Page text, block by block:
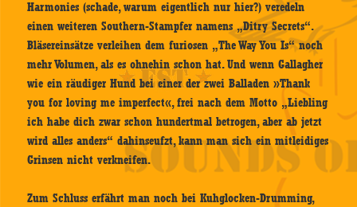
Harmonies (schade, warum eigentlich nur hier?) veredeln
einen weiteren Southern-Stampfer namens „Ditry Secrets“.
Bläsereinsätze verleihen dem furiosen „The Way You Is“ noch
mehr Volumen, als es ohnehin schon hat. Und wenn Gallagher
wie ein räudiger Hund bei einer der zwei Balladen »Thank
you for loving me imperfect«, frei nach dem Motto „Liebling
ich habe dich zwar schon hundertmal betrogen, aber ab jetzt
wird alles anders“ dahinseufzt, kann man sich ein mitleidiges
Grinsen nicht verkneifen.
Zum Schluss erfährt man noch bei Kuhglocken-Drumming,